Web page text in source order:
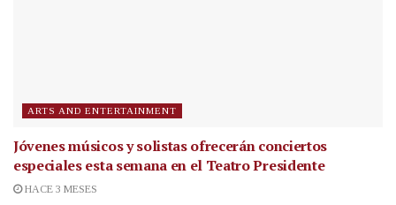
ARTS AND ENTERTAINMENT
Jóvenes músicos y solistas ofrecerán conciertos
especiales esta semana en el Teatro Presidente
HACE 3 MESES